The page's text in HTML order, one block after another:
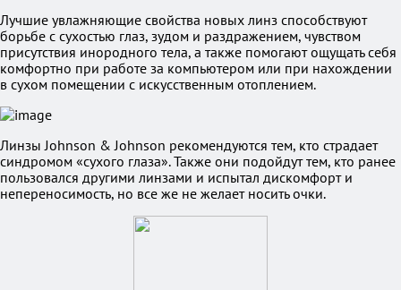
Лучшие увлажняющие свойства новых линз способствуют
борьбе с сухостью глаз, зудом и раздражением, чувством
присутствия инородного тела, а также помогают ощущать себя
комфортно при работе за компьютером или при нахождении
в сухом помещении с искусственным отоплением.
Линзы Johnson & Johnson рекомендуются тем, кто страдает
синдромом «сухого глаза». Также они подойдут тем, кто ранее
пользовался другими линзами и испытал дискомфорт и
непереносимость, но все же не желает носить очки.